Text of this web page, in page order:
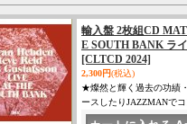
輸入盤 2枚組CD
E SOUTH BANK ラ
[CLTCD 2024]
2,300円(税込)
★燦然と輝く過去の功績
ースしたりJAZZMANで